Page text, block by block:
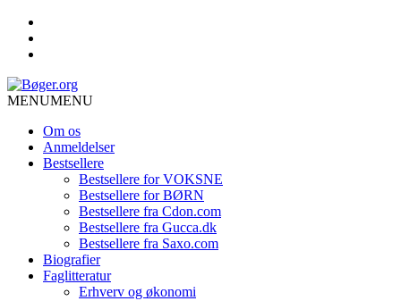
MENUMENU
Om os
Anmeldelser
Bestsellere
Bestsellere for VOKSNE
Bestsellere for BØRN
Bestsellere fra Cdon.com
Bestsellere fra Gucca.dk
Bestsellere fra Saxo.com
Biografier
Faglitteratur
Erhverv og økonomi